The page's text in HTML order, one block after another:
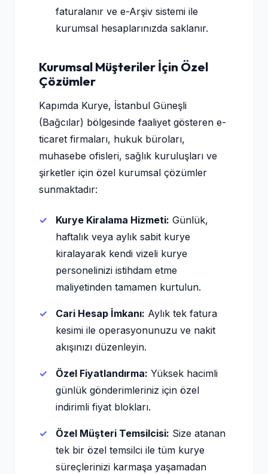
faturalanır ve e-Arşiv sistemi ile
kurumsal hesaplarınızda saklanır.
Kurumsal Müşteriler İçin Özel
Çözümler
Kapımda Kurye, İstanbul Güneşli
(Bağcılar) bölgesinde faaliyet gösteren e-
ticaret firmaları, hukuk büroları,
muhasebe ofisleri, sağlık kuruluşları ve
şirketler için özel kurumsal çözümler
sunmaktadır:
Kurye Kiralama Hizmeti: Günlük,
haftalık veya aylık sabit kurye
kiralayarak kendi vizeli kurye
personelinizi istihdam etme
maliyetinden tamamen kurtulun.
Cari Hesap İmkanı: Aylık tek fatura
kesimi ile operasyonunuzu ve nakit
akışınızı düzenleyin.
Özel Fiyatlandırma: Yüksek hacimli
günlük gönderimleriniz için özel
indirimli fiyat blokları.
Özel Müşteri Temsilcisi: Size atanan
tek bir özel temsilci ile tüm kurye
süreçlerinizi karmaşa yaşamadan